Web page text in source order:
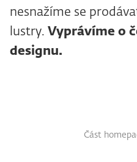
nesnažíme se
lustry. Vyprávíme o
designu.
Část